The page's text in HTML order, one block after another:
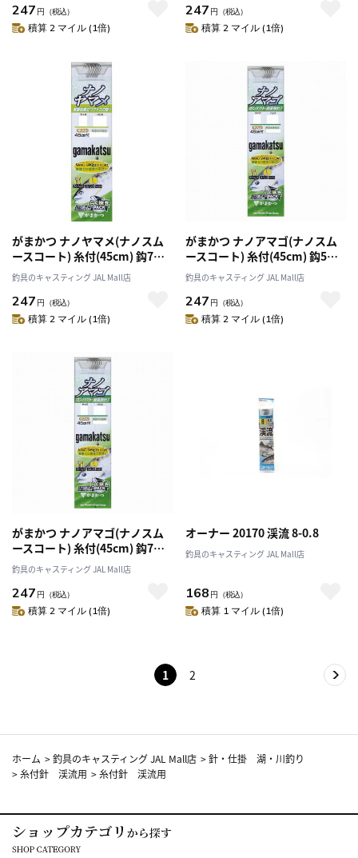
247 円 （税込）
積算 2 マイル (1倍)
247 円 （税込）
積算 2 マイル (1倍)
がまかつ ナノヤマメ(ナノスム
ースコート) 糸付(45cm) 鈎7号-
ハリス0.8号
釣具のキャスティング JAL Mall店
247 円 （税込）
積算 2 マイル (1倍)
がまかつ ナノアマゴ(ナノスム
ースコート) 糸付(45cm) 鈎5号-
ハリス0.4号
釣具のキャスティング JAL Mall店
247 円 （税込）
積算 2 マイル (1倍)
がまかつ ナノアマゴ(ナノスム
ースコート) 糸付(45cm) 鈎7号-
ハリス0.6号
釣具のキャスティング JAL Mall店
247 円 （税込）
積算 2 マイル (1倍)
オーナー 20170 渓流 8-0.8
釣具のキャスティング JAL Mall店
168 円 （税込）
積算 1 マイル (1倍)
1 2
ホーム >釣具のキャスティング JAL Mall店 >針・仕掛 湖・川釣り
>糸付針 渓流用 >糸付針 渓流用